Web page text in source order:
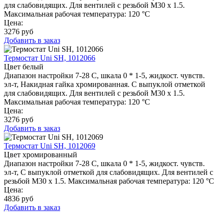
для слабовидящих. Для вентилей с резьбой M30 x 1.5.
Максимальная рабочая температура: 120 °C
Цена:
3276 руб
Добавить в заказ
Термостат Uni SH, 1012066
Цвет белый
Диапазон настройки 7-28 C, шкала 0 * 1-5, жидкост. чувств.
эл-т, Накидная гайка хромированная. С выпуклой отметкой
для слабовидящих. Для вентилей с резьбой M30 x 1.5.
Максимальная рабочая температура: 120 °C
Цена:
3276 руб
Добавить в заказ
Термостат Uni SH, 1012069
Цвет хромированный
Диапазон настройки 7-28 C, шкала 0 * 1-5, жидкост. чувств.
эл-т, С выпуклой отметкой для слабовидящих. Для вентилей с
резьбой M30 x 1.5. Максимальная рабочая температура: 120 °C
Цена:
4836 руб
Добавить в заказ